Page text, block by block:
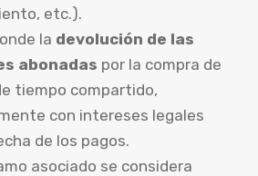
etc.).
la devolución de las
abonadas por la compra de
tiempo compartido,
con intereses legales
de los pagos.
asociado se considera